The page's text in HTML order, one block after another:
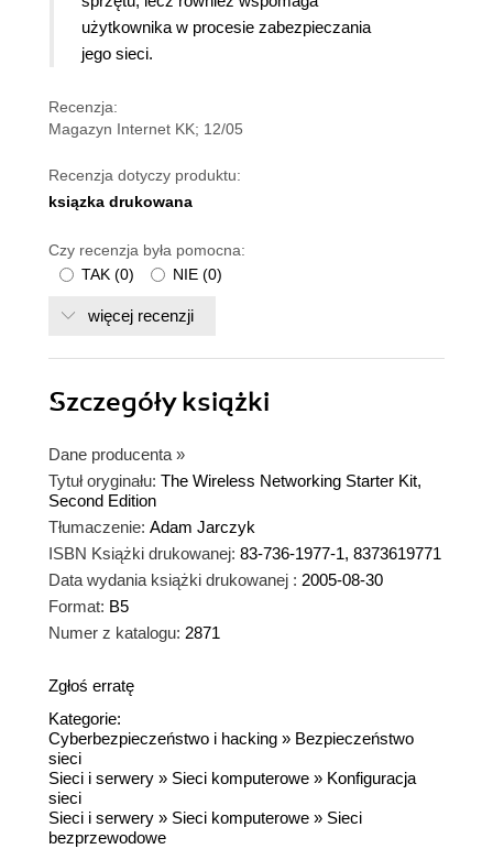
użytkownika w procesie zabezpieczania
jego sieci.
Recenzja:
Magazyn Internet KK; 12/05
Recenzja dotyczy produktu:
ksiązka drukowana
Czy recenzja była pomocna:
TAK (0) NIE (0)
więcej recenzji
Szczegółyksiążki
Dane producenta »
Tytuł oryginału: The Wireless Networking Starter Kit,
Second Edition
Tłumaczenie: Adam Jarczyk
ISBN Książki drukowanej: 83-736-1977-1, 8373619771
Data wydania książki drukowanej : 2005-08-30
Format: B5
Numer z katalogu: 2871
Zgłoś erratę
Kategorie:
Cyberbezpieczeństwo i hacking » Bezpieczeństwo
sieci
Sieci i serwery » Sieci komputerowe » Konfiguracja
sieci
Sieci i serwery » Sieci komputerowe » Sieci
bezprzewodowe